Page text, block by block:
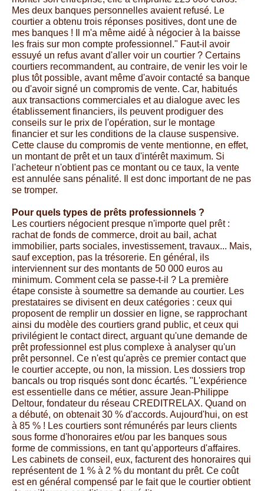
Mes deux banques personnelles avaient refusé. Le
courtier a obtenu trois réponses positives, dont une de
mes banques ! Il m'a même aidé à négocier à la baisse
les frais sur mon compte professionnel." Faut-il avoir
essuyé un refus avant d'aller voir un courtier ? Certains
courtiers recommandent, au contraire, de venir les voir le
plus tôt possible, avant même d'avoir contacté sa banque
ou d'avoir signé un compromis de vente. Car, habitués
aux transactions commerciales et au dialogue avec les
établissement financiers, ils peuvent prodiguer des
conseils sur le prix de l'opération, sur le montage
financier et sur les conditions de la clause suspensive.
Cette clause du compromis de vente mentionne, en effet,
un montant de prêt et un taux d'intérêt maximum. Si
l'acheteur n'obtient pas ce montant ou ce taux, la vente
est annulée sans pénalité. Il est donc important de ne pas
se tromper.
Pour quels types de prêts professionnels ?
Les courtiers négocient presque n'importe quel prêt :
rachat de fonds de commerce, droit au bail, achat
immobilier, parts sociales, investissement, travaux... Mais,
sauf exception, pas la trésorerie. En général, ils
interviennent sur des montants de 50 000 euros au
minimum. Comment cela se passe-t-il ? La première
étape consiste à soumettre sa demande au courtier. Les
prestataires se divisent en deux catégories : ceux qui
proposent de remplir un dossier en ligne, se rapprochant
ainsi du modèle des courtiers grand public, et ceux qui
privilégient le contact direct, arguant qu'une demande de
prêt professionnel est plus complexe à analyser qu'un
prêt personnel. Ce n'est qu'après ce premier contact que
le courtier accepte, ou non, la mission. Les dossiers trop
bancals ou trop risqués sont donc écartés. "L'expérience
est essentielle dans ce métier, assure Jean-Philippe
Deltour, fondateur du réseau CREDITRELAX. Quand on
a débuté, on obtenait 30 % d'accords. Aujourd'hui, on est
à 85 % ! Les courtiers sont rémunérés par leurs clients
sous forme d'honoraires et/ou par les banques sous
forme de commissions, en tant qu'apporteurs d'affaires.
Les cabinets de conseil, eux, facturent des honoraires qui
représentent de 1 % à 2 % du montant du prêt. Ce coût
est en général compensé par le fait que le courtier obtient